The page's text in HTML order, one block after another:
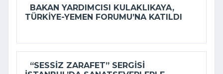
BAKAN YARDIMCISI KULAKLIKAYA,
TÜRKIYE-YEMEN FORUMU’NA KATILDI
“SESSIZ ZARAFET” SERGISI